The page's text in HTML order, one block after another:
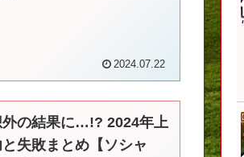
2024.07.22
外の結果に…!? 2024年上
失敗まとめ【ソシャ